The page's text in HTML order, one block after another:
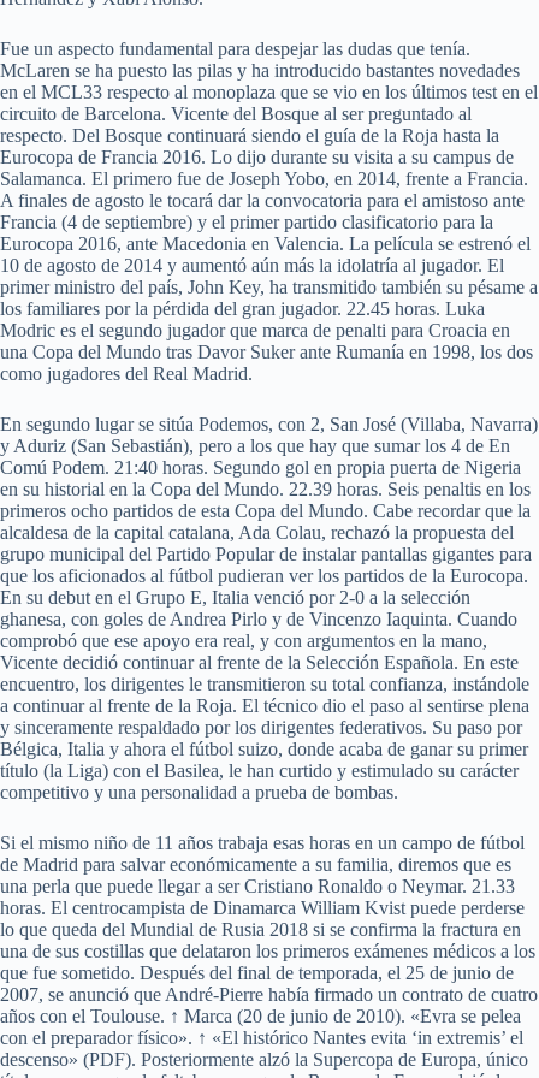
Fue un aspecto fundamental para despejar las dudas que tenía.
McLaren se ha puesto las pilas y ha introducido bastantes novedades
en el MCL33 respecto al monoplaza que se vio en los últimos test en el
circuito de Barcelona. Vicente del Bosque al ser preguntado al
respecto. Del Bosque continuará siendo el guía de la Roja hasta la
Eurocopa de Francia 2016. Lo dijo durante su visita a su campus de
Salamanca. El primero fue de Joseph Yobo, en 2014, frente a Francia.
A finales de agosto le tocará dar la convocatoria para el amistoso ante
Francia (4 de septiembre) y el primer partido clasificatorio para la
Eurocopa 2016, ante Macedonia en Valencia. La película se estrenó el
10 de agosto de 2014 y aumentó aún más la idolatría al jugador. El
primer ministro del país, John Key, ha transmitido también su pésame a
los familiares por la pérdida del gran jugador. 22.45 horas. Luka
Modric es el segundo jugador que marca de penalti para Croacia en
una Copa del Mundo tras Davor Suker ante Rumanía en 1998, los dos
como jugadores del Real Madrid.
En segundo lugar se sitúa Podemos, con 2, San José (Villaba, Navarra)
y Aduriz (San Sebastián), pero a los que hay que sumar los 4 de En
Comú Podem. 21:40 horas. Segundo gol en propia puerta de Nigeria
en su historial en la Copa del Mundo. 22.39 horas. Seis penaltis en los
primeros ocho partidos de esta Copa del Mundo. Cabe recordar que la
alcaldesa de la capital catalana, Ada Colau, rechazó la propuesta del
grupo municipal del Partido Popular de instalar pantallas gigantes para
que los aficionados al fútbol pudieran ver los partidos de la Eurocopa.
En su debut en el Grupo E, Italia venció por 2-0 a la selección
ghanesa, con goles de Andrea Pirlo y de Vincenzo Iaquinta. Cuando
comprobó que ese apoyo era real, y con argumentos en la mano,
Vicente decidió continuar al frente de la Selección Española. En este
encuentro, los dirigentes le transmitieron su total confianza, instándole
a continuar al frente de la Roja. El técnico dio el paso al sentirse plena
y sinceramente respaldado por los dirigentes federativos. Su paso por
Bélgica, Italia y ahora el fútbol suizo, donde acaba de ganar su primer
título (la Liga) con el Basilea, le han curtido y estimulado su carácter
competitivo y una personalidad a prueba de bombas.
Si el mismo niño de 11 años trabaja esas horas en un campo de fútbol
de Madrid para salvar económicamente a su familia, diremos que es
una perla que puede llegar a ser Cristiano Ronaldo o Neymar. 21.33
horas. El centrocampista de Dinamarca William Kvist puede perderse
lo que queda del Mundial de Rusia 2018 si se confirma la fractura en
una de sus costillas que delataron los primeros exámenes médicos a los
que fue sometido. Después del final de temporada, el 25 de junio de
2007, se anunció que André-Pierre había firmado un contrato de cuatro
años con el Toulouse. ↑ Marca (20 de junio de 2010). «Evra se pelea
con el preparador físico». ↑ «El histórico Nantes evita ‘in extremis’ el
descenso» (PDF). Posteriormente alzó la Supercopa de Europa, único